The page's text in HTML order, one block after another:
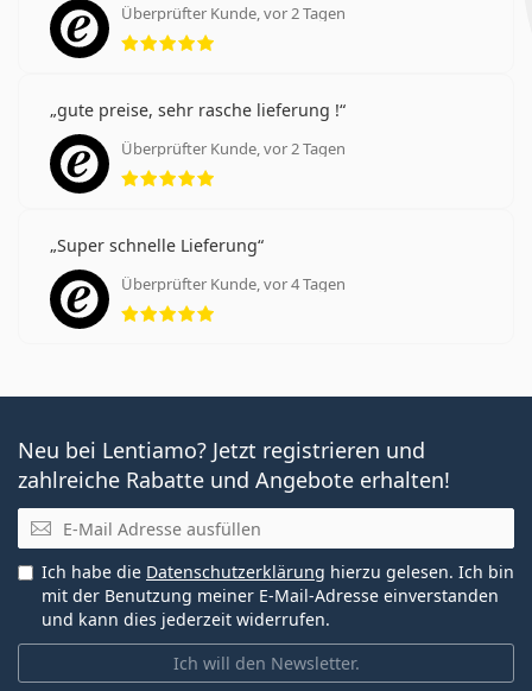
Überprüfter Kunde, vor 2 Tagen
Bewertung 5 aus 5
gute preise, sehr rasche lieferung !
Überprüfter Kunde, vor 2 Tagen
Bewertung 5 aus 5
Super schnelle Lieferung
Überprüfter Kunde, vor 4 Tagen
Bewertung 5 aus 5
Neu bei Lentiamo? Jetzt registrieren und
zahlreiche Rabatte und Angebote erhalten!
E-Mail
Ich will den Newsletter.
Ich habe die Datenschutzerklärung hierzu gelesen. Ich bin
mit der Benutzung meiner E-Mail-Adresse einverstanden
und kann dies jederzeit widerrufen.